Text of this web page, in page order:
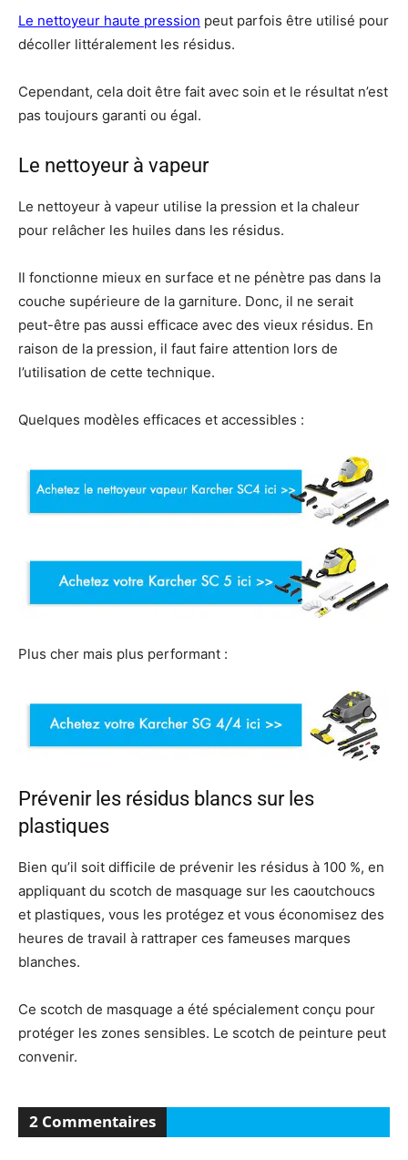
Le nettoyeur haute pression peut parfois être utilisé pour
décoller littéralement les résidus.
Cependant, cela doit être fait avec soin et le résultat n’est
pas toujours garanti ou égal.
Le nettoyeur à vapeur
Le nettoyeur à vapeur utilise la pression et la chaleur
pour relâcher les huiles dans les résidus.
Il fonctionne mieux en surface et ne pénètre pas dans la
couche supérieure de la garniture. Donc, il ne serait
peut-être pas aussi efficace avec des vieux résidus. En
raison de la pression, il faut faire attention lors de
l’utilisation de cette technique.
Quelques modèles efficaces et accessibles :
Plus cher mais plus performant :
Prévenir les résidus blancs sur les
plastiques
Bien qu’il soit difficile de prévenir les résidus à 100 %, en
appliquant du scotch de masquage sur les caoutchoucs
et plastiques, vous les protégez et vous économisez des
heures de travail à rattraper ces fameuses marques
blanches.
Ce scotch de masquage a été spécialement conçu pour
protéger les zones sensibles. Le scotch de peinture peut
convenir.
2 Commentaires